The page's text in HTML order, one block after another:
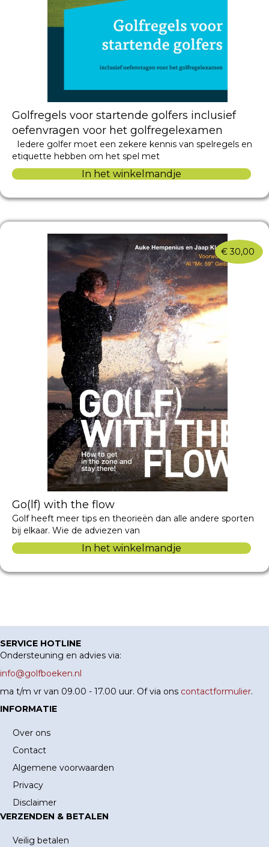
Golfregels voor startende golfers inclusief
oefenvragen voor het golfregelexamen
Iedere golfer moet een zekere kennis van spelregels en
etiquette hebben om het spel met
In het winkelmandje
€ 30,00
Go(lf) with the flow
Golf heeft meer tips en theorieën dan alle andere sporten
bij elkaar. Wie de adviezen van
In het winkelmandje
SERVICE HOTLINE
Ondersteuning en advies via:
info@golfboeken.nl
ma t/m vr van 09.00 - 17.00 uur. Of via ons contactformulier.
INFORMATIE
Over ons
Contact
Algemene voorwaarden
Privacy
Disclaimer
VERZENDEN & BETALEN
Veilig betalen